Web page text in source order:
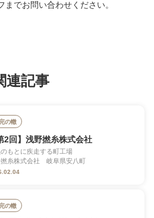
でお問い合わせください。
連記事
の轍
2回】浅野撚糸株式会社
もとに疾走する町工場
糸株式会社 岐阜県安八町
の轍